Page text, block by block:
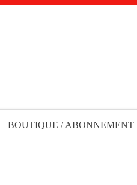
BOUTIQUE / ABONNEMENT